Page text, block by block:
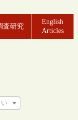
査研究
English
Articles